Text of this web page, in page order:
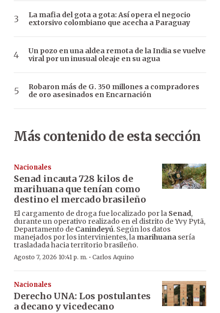
La mafia del gota a gota: Así opera el negocio
extorsivo colombiano que acecha a Paraguay
Un pozo en una aldea remota de la India se vuelve
viral por un inusual oleaje en su agua
Robaron más de G. 350 millones a compradores
de oro asesinados en Encarnación
Más contenido de esta sección
Nacionales
Senad incauta 728 kilos de
marihuana que tenían como
destino el mercado brasileño
El cargamento de droga fue localizado por la Senad,
durante un operativo realizado en el distrito de Yvy Pytã,
Departamento de Canindeyú. Según los datos
manejados por los intervinientes, la marihuana sería
trasladada hacia territorio brasileño.
Agosto 7, 2026 10:41 p. m. · Carlos Aquino
Nacionales
Derecho UNA: Los postulantes
a decano y vicedecano